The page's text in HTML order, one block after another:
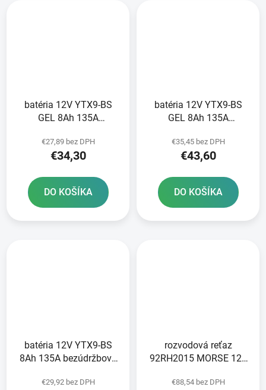
batéria 12V YTX9-BS
GEL 8Ah 135A
technológia GEL
150x87x105 A-TECH
€27,89 bez DPH
€34,30
DO KOŠÍKA
batéria 12V YTX9-BS
GEL 8Ah 135A
technológia 150x87x105
FULBAT aktivovaná vo
€35,45 bez DPH
€43,60
DO KOŠÍKA
batéria 12V YTX9-BS
8Ah 135A bezúdržbová
FULBAT vrátane balenia
€29,92 bez DPH
rozvodová reťaz
92RH2015 MORSE 126
€88,54 bez DPH